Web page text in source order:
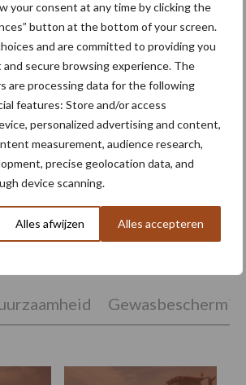
your consent at any time by clicking the
button at the bottom of your screen.
and are committed to providing you
secure browsing experience. The
are processing data for the following
features: Store and/or access
personalized advertising and content,
measurement, audience research,
precise geolocation data, and
device scanning.
Alles afwijzen Alles accepteren
Middel besparen met
precisiespuiten: “Elke
druppel op de juiste plek”
Agrarische grondprijs stijgt